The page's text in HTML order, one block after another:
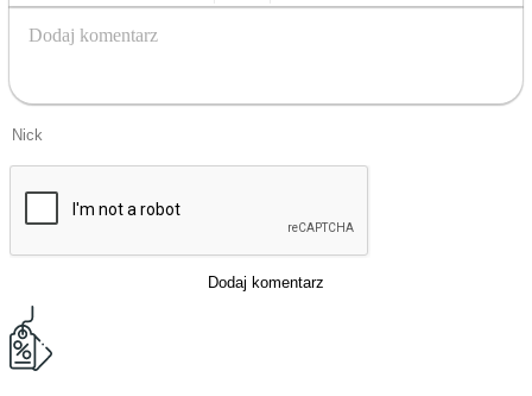
Bold Italic Strikethrough
UnderlineEmoticonsInsert Image
Dodaj komentarz
Dodaj komentarz